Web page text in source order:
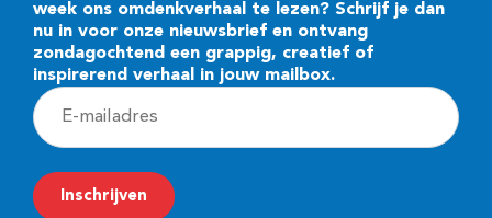
week ons omdenkverhaal te lezen? Schrijf je dan
nu in voor onze nieuwsbrief en ontvang
zondagochtend een grappig, creatief of
inspirerend verhaal in jouw mailbox.
E
-
m
a
Inschrijven